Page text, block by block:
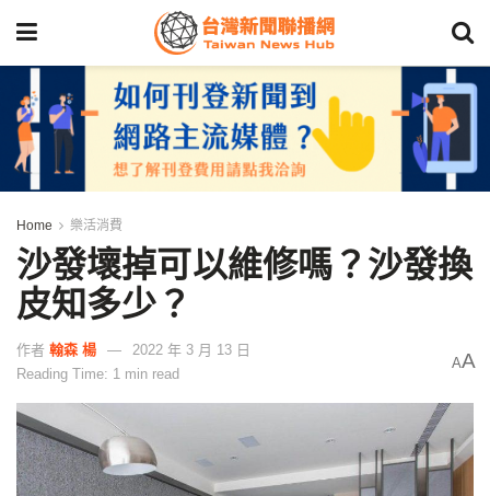
Home 樂活消費
沙發壞掉可以維修嗎？沙發換
皮知多少？
作者 翰森 楊
2022 年 3 月 13 日
Reading Time: 1 min read
AA